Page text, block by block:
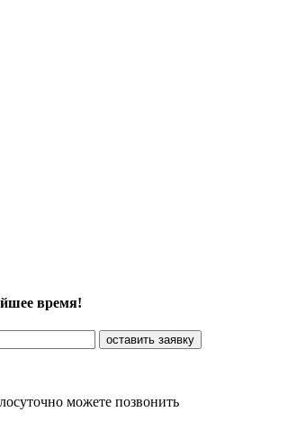
время!
можете позвонить